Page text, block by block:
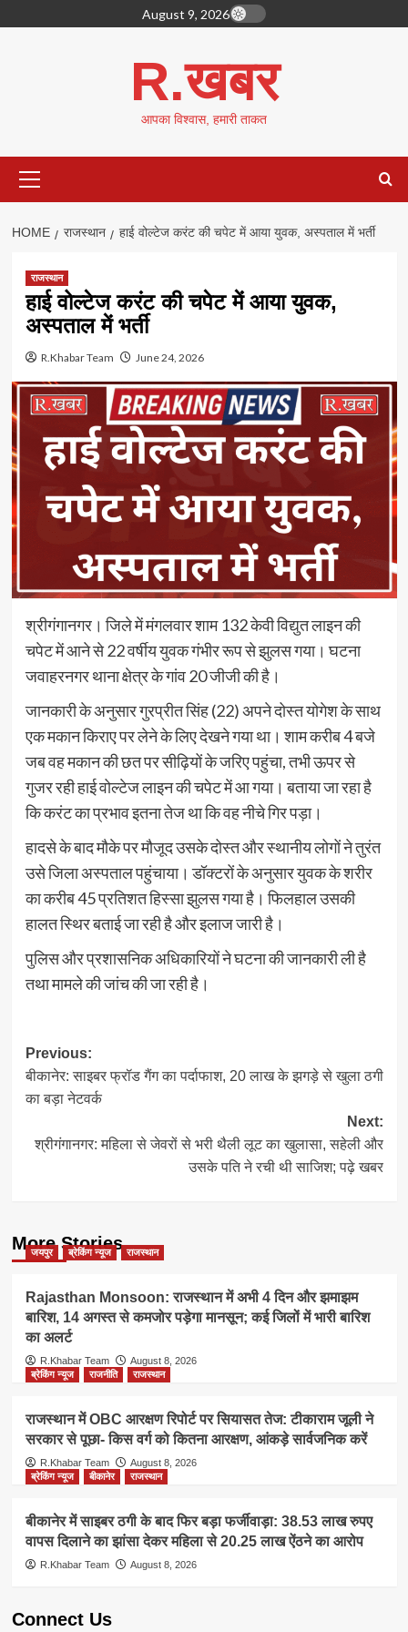
to
August 9, 2026
R.खबर
आपका विश्वास, हमारी ताकत
Menu
HOME राजस्थान हाई वोल्टेज करंट की चपेट में आया युवक, अस्पताल में भर्ती
राजस्थान
हाई वोल्टेज करंट की चपेट में आया युवक,
अस्पताल में भर्ती
R.Khabar Team June 24, 2026
श्रीगंगानगर। जिले में मंगलवार शाम 132 केवी विद्युत लाइन की
चपेट में आने से 22 वर्षीय युवक गंभीर रूप से झुलस गया। घटना
जवाहरनगर थाना क्षेत्र के गांव 20 जीजी की है।
जानकारी के अनुसार गुरप्रीत सिंह (22) अपने दोस्त योगेश के साथ
एक मकान किराए पर लेने के लिए देखने गया था। शाम करीब 4 बजे
जब वह मकान की छत पर सीढ़ियों के जरिए पहुंचा, तभी ऊपर से
गुजर रही हाई वोल्टेज लाइन की चपेट में आ गया। बताया जा रहा है
कि करंट का प्रभाव इतना तेज था कि वह नीचे गिर पड़ा।
हादसे के बाद मौके पर मौजूद उसके दोस्त और स्थानीय लोगों ने तुरंत
उसे जिला अस्पताल पहुंचाया। डॉक्टरों के अनुसार युवक के शरीर
का करीब 45 प्रतिशत हिस्सा झुलस गया है। फिलहाल उसकी
हालत स्थिर बताई जा रही है और इलाज जारी है।
पुलिस और प्रशासनिक अधिकारियों ने घटना की जानकारी ली है
तथा मामले की जांच की जा रही है।
Post
navigation
Previous:
बीकानेर: साइबर फ्रॉड गैंग का पर्दाफाश, 20 लाख के झगड़े से खुला ठगी
का बड़ा नेटवर्क
Next:
श्रीगंगानगर: महिला से जेवरों से भरी थैली लूट का खुलासा, सहेली और
उसके पति ने रची थी साजिश; पढ़े खबर
More Stories
जयपुर ब्रेकिंग न्यूज राजस्थान
Rajasthan Monsoon: राजस्थान में अभी 4 दिन और झमाझम
बारिश, 14 अगस्त से कमजोर पड़ेगा मानसून; कई जिलों में भारी बारिश
का अलर्ट
R.Khabar Team
August 8, 2026
ब्रेकिंग न्यूज
राजनीति राजस्थान
राजस्थान में OBC आरक्षण रिपोर्ट पर सियासत तेज: टीकाराम जूली ने
सरकार से पूछा- किस वर्ग को कितना आरक्षण, आंकड़े सार्वजनिक करें
R.Khabar Team
August 8, 2026
ब्रेकिंग न्यूज
बीकानेर राजस्थान
बीकानेर में साइबर ठगी के बाद फिर बड़ा फर्जीवाड़ा: 38.53 लाख रुपए
वापस दिलाने का झांसा देकर महिला से 20.25 लाख ऐंठने का आरोप
R.Khabar Team August 8, 2026
Connect Us